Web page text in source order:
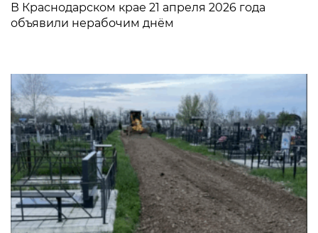
В Краснодарском крае 21 апреля 2026 года
объявили нерабочим днём